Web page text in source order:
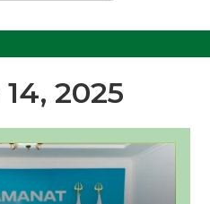
2025